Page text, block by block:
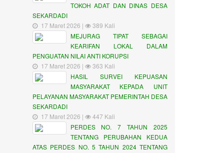
TOKOH ADAT DAN DINAS DESA
SEKARDADI
17 Maret 2026 |
389 Kali
MEJURAG TIPAT SEBAGAI
KEARIFAN LOKAL DALAM
PENGUATAN NILAI ANTI KORUPSI
17 Maret 2026 |
363 Kali
HASIL SURVEI KEPUASAN
MASYARAKAT KEPADA UNIT
PELAYANAN MASYARAKAT PEMERINTAH DESA
SEKARDADI
17 Maret 2026 |
447 Kali
PERDES NO. 7 TAHUN 2025
TENTANG PERUBAHAN KEDUA
ATAS PERDES NO. 5 TAHUN 2024 TENTANG